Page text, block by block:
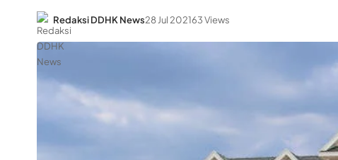
Redaksi DDHK News28 Jul 202163 Views